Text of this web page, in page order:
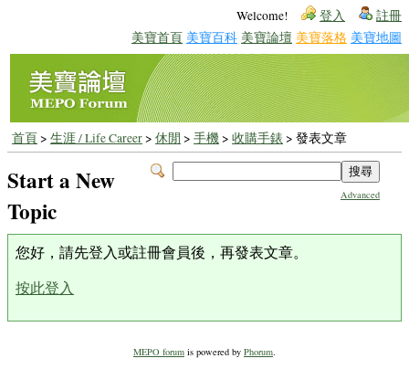
Welcome! 登入 註冊
美寶首頁 美寶百科 美寶論壇 美寶落格 美寶地圖
首頁> 生涯 / Life Career> 休閒 > 手機> 收購手錶 > 發表文章
Advanced
Start a New
Topic
您好，請先登入或註冊會員後，再發表文章。
按此登入
MEPO forum is powered by Phorum.